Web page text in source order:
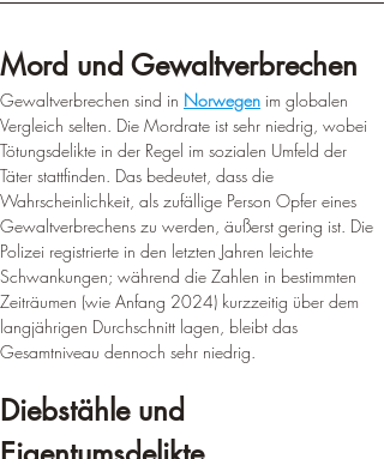
Mord und Gewaltverbrechen
Gewaltverbrechen sind in Norwegen im globalen
Vergleich selten. Die Mordrate ist sehr niedrig, wobei
Tötungsdelikte in der Regel im sozialen Umfeld der
Täter stattfinden. Das bedeutet, dass die
Wahrscheinlichkeit, als zufällige Person Opfer eines
Gewaltverbrechens zu werden, äußerst gering ist. Die
Polizei registrierte in den letzten Jahren leichte
Schwankungen; während die Zahlen in bestimmten
Zeiträumen (wie Anfang 2024) kurzzeitig über dem
langjährigen Durchschnitt lagen, bleibt das
Gesamtniveau dennoch sehr niedrig.
Diebstähle und